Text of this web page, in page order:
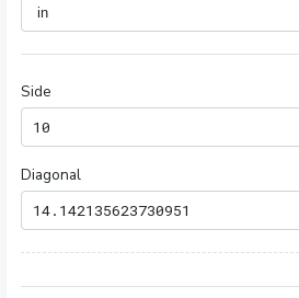
Side
Diagonal